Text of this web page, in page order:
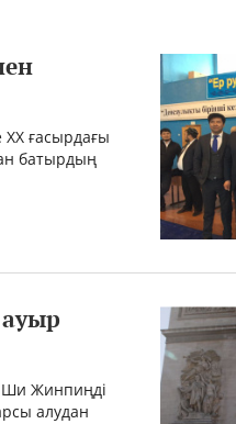
ғасырдағы
батырдың
Жинпиңді
алудан